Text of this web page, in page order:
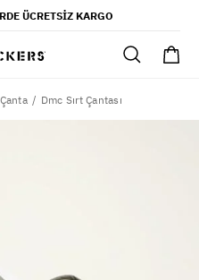
ÜCRETSIZ KARGO
Dmc Sırt Çantası